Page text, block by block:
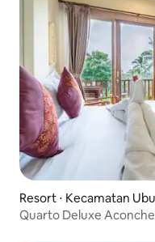
Resort ⋅ Kecamatan
Quarto Deluxe